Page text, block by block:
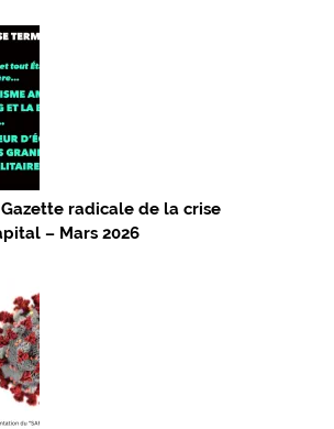
Gazette radicale de la crise
– Mars 2026